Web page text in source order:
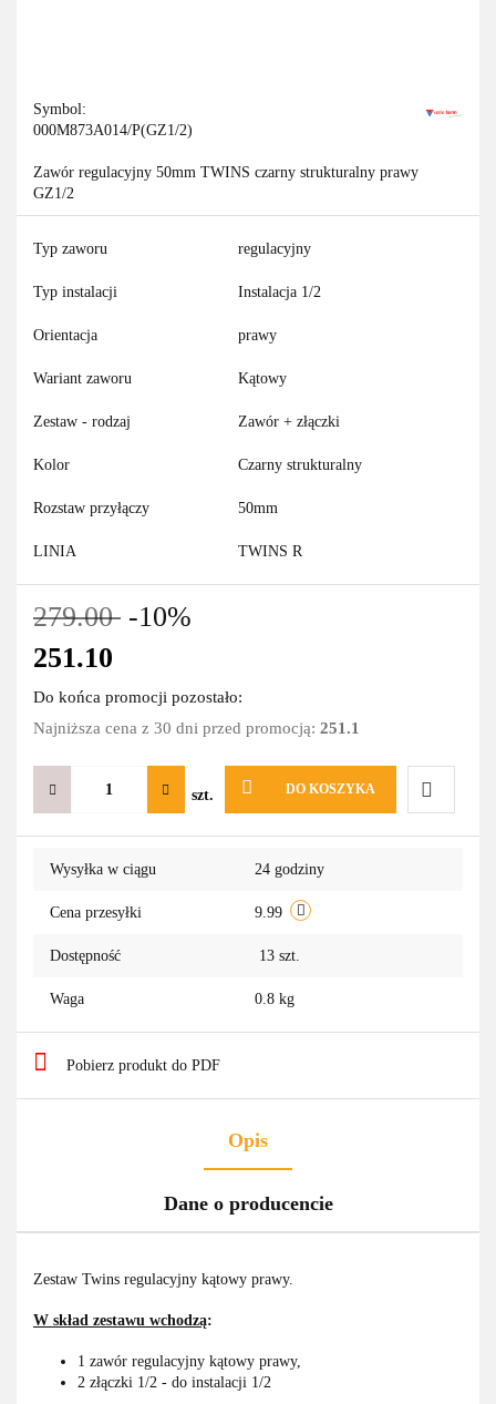
Symbol:
000M873A014/P(GZ1/2)
Zawór regulacyjny 50mm TWINS czarny strukturalny prawy
GZ1/2
Typ zaworu regulacyjny
Typ instalacji Instalacja 1/2
Orientacja prawy
Wariant zaworu Kątowy
Zestaw - rodzaj Zawór + złączki
Kolor Czarny strukturalny
Rozstaw przyłączy 50mm
LINIA TWINS R
279.00 -10%
251.10
Do końca promocji pozostało:
Najniższa cena z 30 dni przed promocją: 251.1
szt. DO KOSZYKA
Do
Wysyłka w ciągu 24 godziny
Cena przesyłki 9.99
Dostępność 13 szt.
Waga 0.8 kg
Pobierz produkt do PDF
Opis
Dane o producencie
Zestaw Twins regulacyjny kątowy prawy.
W skład zestawu wchodzą:
1 zawór regulacyjny kątowy prawy,
2 złączki 1/2 - do instalacji 1/2